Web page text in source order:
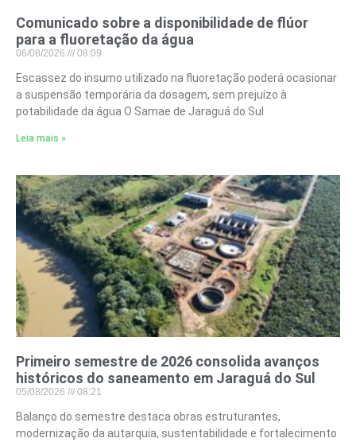
Comunicado sobre a disponibilidade de flúor
para a fluoretação da água
06/08/2026 08:09
Escassez do insumo utilizado na fluoretação poderá ocasionar
a suspensão temporária da dosagem, sem prejuízo à
potabilidade da água O Samae de Jaraguá do Sul
Leia mais »
Primeiro semestre de 2026 consolida avanços
históricos do saneamento em Jaraguá do Sul
05/08/2026 08:21
Balanço do semestre destaca obras estruturantes,
modernização da autarquia, sustentabilidade e fortalecimento